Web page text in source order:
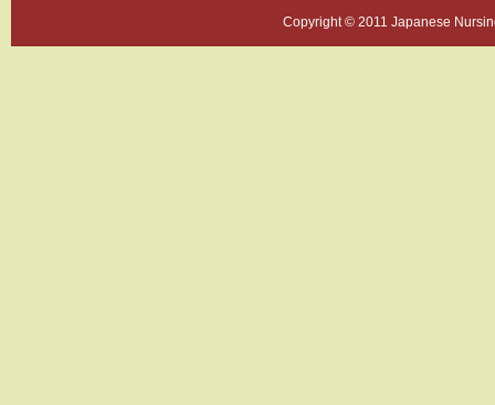
Copyright © 2011 Japanese